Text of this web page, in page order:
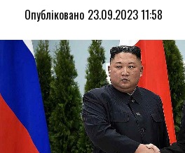
Опубліковано 23.09.2023 11:58